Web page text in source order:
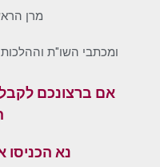
מרן
ומכתבי השו"ת וההלכות
אם ברצונכם לקבל
נא הכניסו